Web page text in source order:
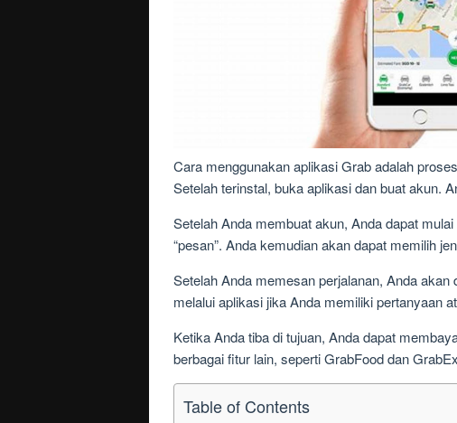
Cara menggunakan aplikasi Grab adalah
Setelah terinstal, buka aplikasi dan buat akun.
Setelah Anda membuat akun, Anda dapat
“pesan”. Anda kemudian akan dapat memilih
Setelah Anda memesan perjalanan, Anda
melalui aplikasi jika Anda memiliki pertanyaan
Ketika Anda tiba di tujuan, Anda dapat
berbagai fitur lain, seperti GrabFood dan
Table of Contents